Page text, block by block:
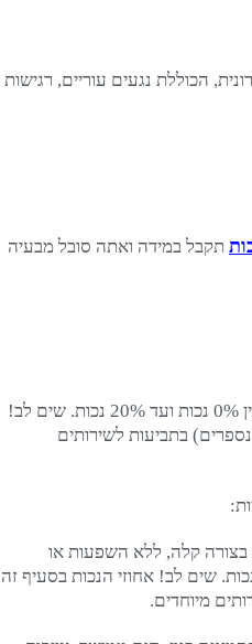
הכוללת נגעים עוריים, רגישות
תקבל במידה ואתה סובל מבעיה
אם אתה סובל מזאבת תוכל לקבל בין 0% נכות ועד 20% נכות. שים לב!
בתביעות לשירותים
בצורה קלה, ללא השפעות או
מינוריות, תוכל לקבל 0% נכות. שים לב! אחוזי הנכות בסעיף זה
מיוחדים.